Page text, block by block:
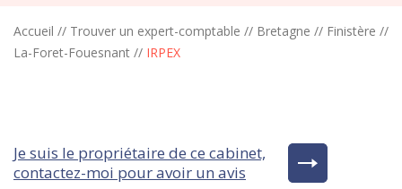
Accueil // Trouver un expert-comptable // Bretagne // Finistère //
La-Foret-Fouesnant // IRPEX
Je suis le propriétaire de ce cabinet,
contactez-moi pour avoir un avis